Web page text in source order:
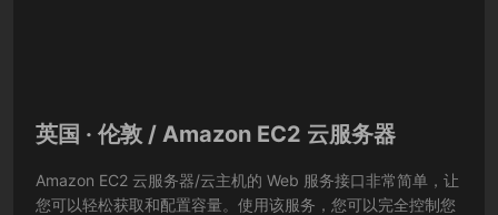
英国 · 伦敦 / Amazon EC2 云服务器
Amazon EC2 云服务器/云主机的 Web 服务接口非常简单，让
您可以轻松获取和配置容量。使用该服务，您可以完全控制您